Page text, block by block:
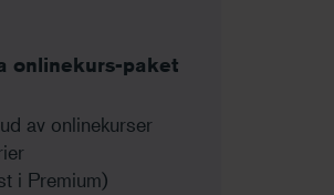
onlinekurs-paket
av onlinekurser
i Premium)